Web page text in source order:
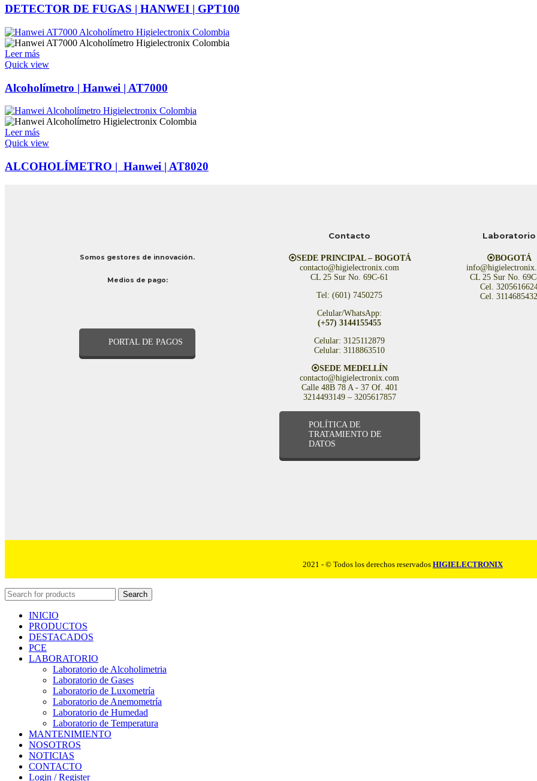
DETECTOR DE FUGAS | HANWEI | GPT100
Leer más
Quick view
Alcoholímetro | Hanwei | AT7000
Leer más
Quick view
ALCOHOLÍMETRO | Hanwei | AT8020
Somos gestores de innovación.
Medios de pago:
PORTAL DE PAGOS
Contacto
⦿SEDE PRINCIPAL – BOGOTÁ
contacto@higielectronix.com
CL 25 Sur No. 69C-61
Tel: (601) 7450275
Celular/WhatsApp:
(+57) 3144155455
Celular: 3125112879
Celular: 3118863510
⦿SEDE MEDELLÍN
contacto@higielectronix.com
Calle 48B 78 A - 37 Of. 401
3214493149 – 3205617857
POLÍTICA DE
TRATAMIENTO DE
DATOS
Laboratorio
⦿BOGOTÁ
CL 25 Sur No.
Cel.
Cel. 3114685432
2021 - © Todos los derechos reservados HIGIELECTRONIX
Search
INICIO
PRODUCTOS
DESTACADOS
PCE
LABORATORIO
Laboratorio de Alcoholimetria
Laboratorio de Gases
Laboratorio de Luxometría
Laboratorio de Anemometría
Laboratorio de Humedad
Laboratorio de Temperatura
MANTENIMIENTO
NOSOTROS
NOTICIAS
CONTACTO
Login / Register